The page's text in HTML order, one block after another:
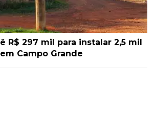
R$ 297 mil para instalar 2,5 mil
Campo Grande